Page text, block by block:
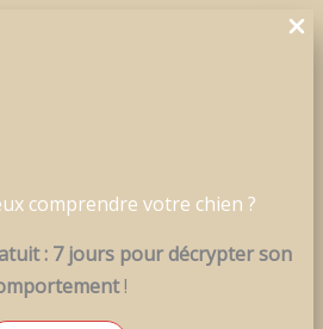
comprendre votre chien ?
: 7 jours pour décrypter son
!